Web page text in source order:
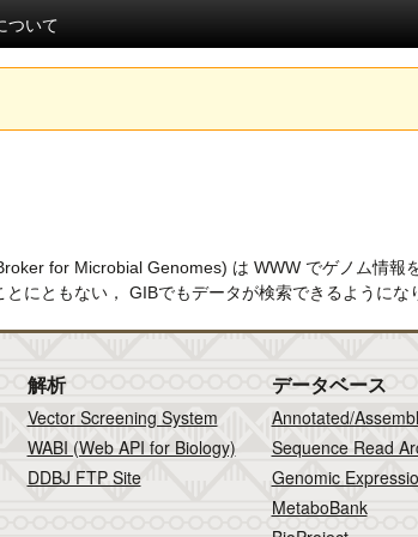
ついて
for Microbial Genomes) は WWW でゲノム情
にともない， GIBでもデータが検索できるようにな
解析
Vector Screening System
WABI (Web API for Biology)
DDBJ FTP Site
データベース
Annotated/
Sequence Read
Genomic
MetaboBank